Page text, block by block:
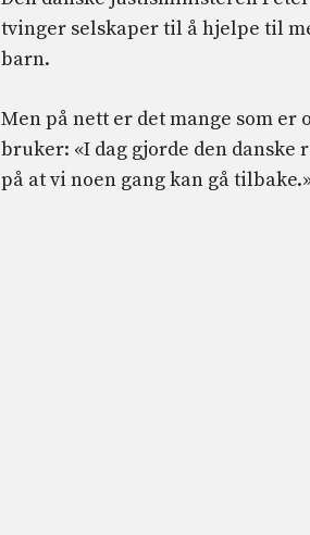
tvinger selskaper til å hjelpe til
barn.
Men på nett er det mange som er
bruker: «I dag gjorde den
på at vi noen gang kan gå